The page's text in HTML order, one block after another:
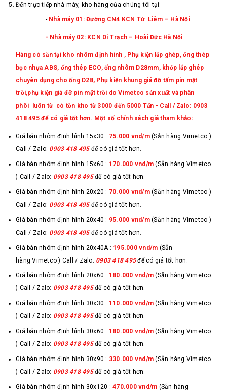
Đến trực tiếp nhà máy, kho hàng của chúng tôi tại:
- Nhà máy 01: Đường CN4 KCN Từ Liêm – Hà Nội
- Nhà máy 02: KCN Di Trạch – Hoài Đức Hà Nội
Hàng có sẵn tại kho nhôm định hình , Phụ kiện lắp ghép, ống thép
bọc nhựa ABS, ống thép ECO, ống nhôm D28mm, khớp lắp ghép
chuyên dụng cho ống D28, Phụ kiện khung giá đỡ tấm pin mặt
trời,phụ kiện giá đỡ pin mặt trời do Vimetco sản xuất và phân
phôi luôn từ có tồn kho từ 3000 đến 5000 Tấn - Call / Zalo: 0903
418 495 để có giá tốt hơn. Một số chính sách giá tham khảo:
Giá bán nhôm định hình 15x30 : 75.000 vnd/m (Sẵn hàng Vimetco )
Call / Zalo: 0903 418 495để có giá tốt hơn.
Giá bán nhôm định hình 15x60 : 170.000 vnd/m(Sẵn hàng Vimetco
) Call / Zalo: 0903 418 495để có giá tốt hơn.
Giá bán nhôm định hình 20x20 : 70.000 vnd/m (Sẵn hàng Vimetco )
Call / Zalo: 0903 418 495để có giá tốt hơn.
Giá bán nhôm định hình 20x40 : 95.000 vnd/m (Sẵn hàng Vimetco )
Call / Zalo: 0903 418 495để có giá tốt hơn.
Giá bán nhôm định hình 20x40A : 195.000 vnd/m (Sẵn
hàng Vimetco ) Call / Zalo: 0903 418 495để có giá tốt hơn.
Giá bán nhôm định hình 20x60 : 180.000 vnd/m (Sẵn hàng Vimetco
) Call / Zalo: 0903 418 495để có giá tốt hơn.
Giá bán nhôm định hình 30x30 : 110.000 vnd/m(Sẵn hàng Vimetco
) Call / Zalo: 0903 418 495để có giá tốt hơn.
Giá bán nhôm định hình 30x60 : 180.000 vnd/m (Sẵn hàng Vimetco
) Call / Zalo: 0903 418 495để có giá tốt hơn.
Giá bán nhôm định hình 30x90 : 330.000 vnd/m (Sẵn hàng Vimetco
) Call / Zalo: 0903 418 495để có giá tốt hơn.
Giá bán nhôm định hình 30x120 : 470.000 vnd/m (Sẵn hàng